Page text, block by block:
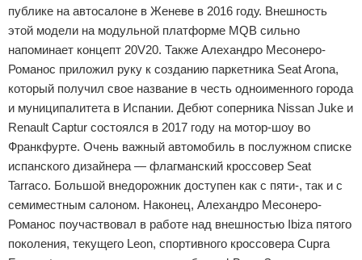
публике на автосалоне в Женеве в 2016 году. Внешность
этой модели на модульной платформе MQB сильно
напоминает концепт 20V20. Также Алехандро Месонеро-
Романос приложил руку к созданию паркетника Seat Arona,
который получил свое название в честь одноименного города
и муниципалитета в Испании. Дебют соперника Nissan Juke и
Renault Captur состоялся в 2017 году на мотор-шоу во
Франкфурте. Очень важный автомобиль в послужном списке
испанского дизайнера — флагманский кроссовер Seat
Tarraco. Большой внедорожник доступен как с пяти-, так и с
семиместным салоном. Наконец, Алехандро Месонеро-
Романос поучаствовал в работе над внешностью Ibiza пятого
поколения, текущего Leon, спортивного кроссовера Cupra